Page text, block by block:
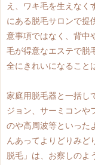
え、ワキ毛を生えなく
にある脱毛サロンで提
意事項ではなく、背中
毛が得意なエステで脱
全にきれいになること
家庭用脱毛器と一括し
ジョン、サーミコンや
のや高周波等といった
んあってよりどりみど
脱毛」は、お察しのよ